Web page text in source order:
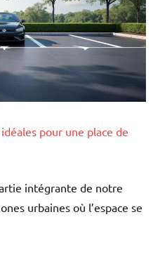
pour une place de
intégrante de notre
urbaines où l’espace se